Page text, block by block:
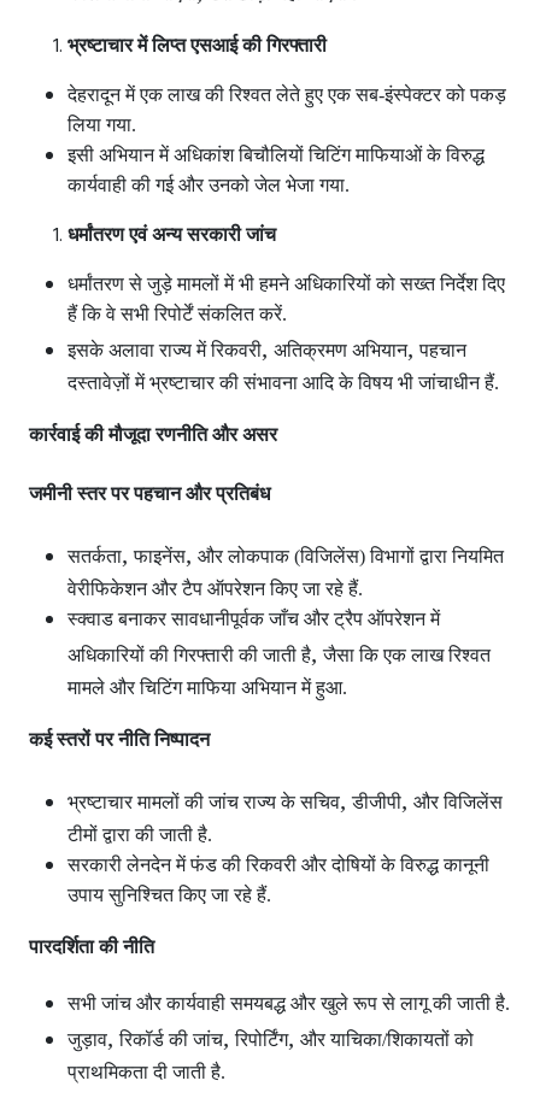
भ्रष्टाचार में लिप्त एसआई की गिरफ्तारी
देहरादून में एक लाख की रिश्वत लेते हुए एक सब-इंस्पेक्टर को पकड़
लिया गया.
इसी अभियान में अधिकांश बिचौलियों चिटिंग माफियाओं के विरुद्ध
कार्यवाही की गई और उनको जेल भेजा गया.
धर्मांतरण एवं अन्य सरकारी जांच
धर्मांतरण से जुड़े मामलों में भी हमने अधिकारियों को सख्त निर्देश दिए
हैं कि वे सभी रिपोर्टें संकलित करें.
इसके अलावा राज्य में रिकवरी, अतिक्रमण अभियान,पहचान
दस्तावेज़ों में भ्रष्टाचार की संभावना आदि के विषय भी जांचाधीन हैं.
कार्रवाई की मौजूदा रणनीति और असर
जमीनी स्तर पर पहचान और प्रतिबंध
सतर्कता,फाइनेंस, और लोकपाक (विजिलेंस) विभागों द्वारा नियमित
वेरीफिकेशन और टैप ऑपरेशन किए जा रहे हैं.
स्क्वाड बनाकर सावधानीपूर्वक जाँच और ट्रैप ऑपरेशन में
अधिकारियों की गिरफ्तारी की जाती है,जैसा कि एक लाख रिश्वत
मामले और चिटिंग माफिया अभियान में हुआ.
कई स्तरों पर नीति निष्पादन
भ्रष्टाचार मामलों की जांच राज्य के सचिव,डीजीपी, और विजिलेंस
टीमों द्वारा की जाती है.
सरकारी लेनदेन में फंड की रिकवरी और दोषियों के विरुद्ध कानूनी
उपाय सुनिश्चित किए जा रहे हैं.
पारदर्शिता की नीति
सभी जांच और कार्यवाही समयबद्ध और खुले रूप से लागू की जाती है.
जुड़ाव,रिकॉर्ड की जांच,रिपोर्टिंग, और याचिका/शिकायतों को
प्राथमिकता दी जाती है.